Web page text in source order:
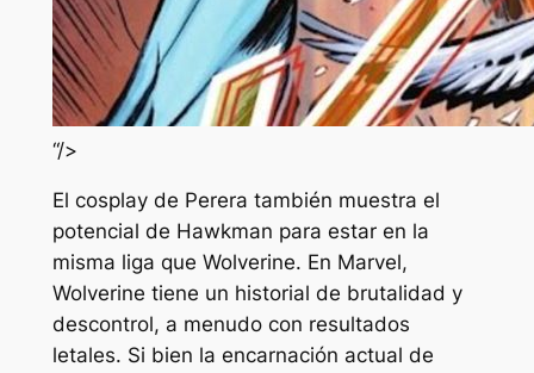
“/>
El cosplay de Perera también muestra el
potencial de Hawkman para estar en la
misma liga que Wolverine. En Marvel,
Wolverine tiene un historial de brutalidad y
descontrol, a menudo con resultados
letales. Si bien la encarnación actual de